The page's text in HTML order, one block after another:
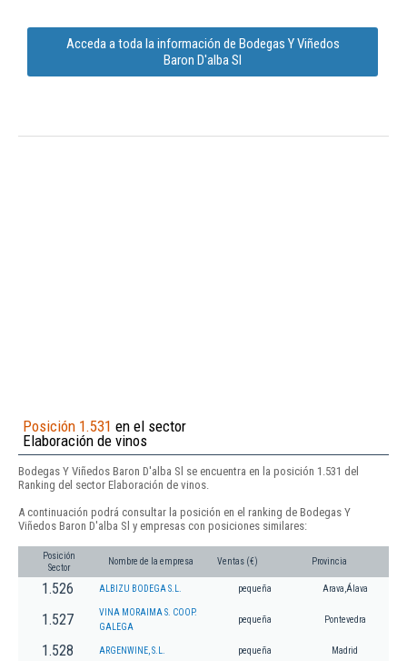
Acceda a toda la información de Bodegas Y Viñedos
Baron D'alba Sl
Posición 1.531 en el sector
Elaboración de vinos
Bodegas Y Viñedos Baron D'alba Sl se encuentra en la posición 1.531 del
Ranking del sector Elaboración de vinos.
A continuación podrá consultar la posición en el ranking de Bodegas Y
Viñedos Baron D'alba Sl y empresas con posiciones similares:
Posición
Sector
Nombre de la empresa Ventas (€) Provincia
1.526 ALBIZU BODEGA S.L. pequeña Arava,Álava
1.527
VINA MORAIMA S. COOP.
GALEGA
pequeña Pontevedra
1.528 ARGENWINE, S.L. pequeña Madrid